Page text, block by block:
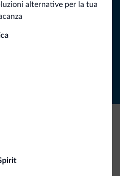
alternative per la tua
collezione